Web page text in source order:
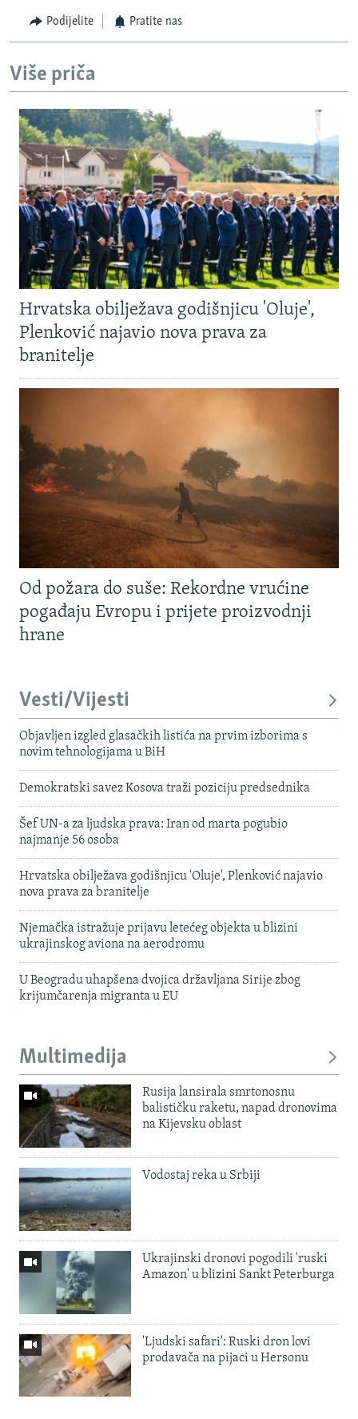
Podijelite Pratite nas
Više priča
Hrvatska obilježava godišnjicu 'Oluje',
Plenković najavio nova prava za
branitelje
Od požara do suše: Rekordne vrućine
pogađaju Evropu i prijete proizvodnji
hrane
Vesti/Vijesti
Objavljen izgled glasačkih listića na prvim izborima s
novim tehnologijama u BiH
Demokratski savez Kosova traži poziciju predsednika
Šef UN-a za ljudska prava: Iran od marta pogubio
najmanje 56 osoba
Hrvatska obilježava godišnjicu 'Oluje', Plenković najavio
nova prava za branitelje
Njemačka istražuje prijavu letećeg objekta u blizini
ukrajinskog aviona na aerodromu
U Beogradu uhapšena dvojica državljana Sirije zbog
krijumčarenja migranta u EU
Multimedija
Rusija lansirala smrtonosnu
balističku raketu, napad dronovima
na Kijevsku oblast
Vodostaj reka u Srbiji
Ukrajinski dronovi pogodili 'ruski
Amazon' u blizini Sankt Peterburga
'Ljudski safari': Ruski dron lovi
prodavača na pijaci u Hersonu